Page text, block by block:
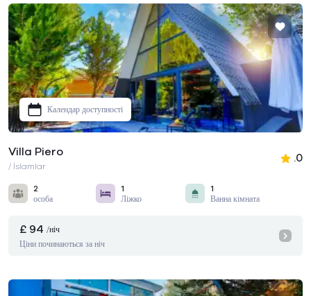
Календар доступності
Villa Piero
/ İslamlar
.0
2
особа
1
Ліжко
1
Ванна кімната
£ 94 /ніч
Ціни починаються за ніч